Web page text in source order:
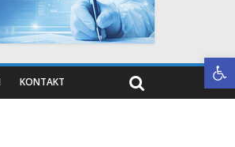
Otwórz pasek narzędzi
KONTAKT